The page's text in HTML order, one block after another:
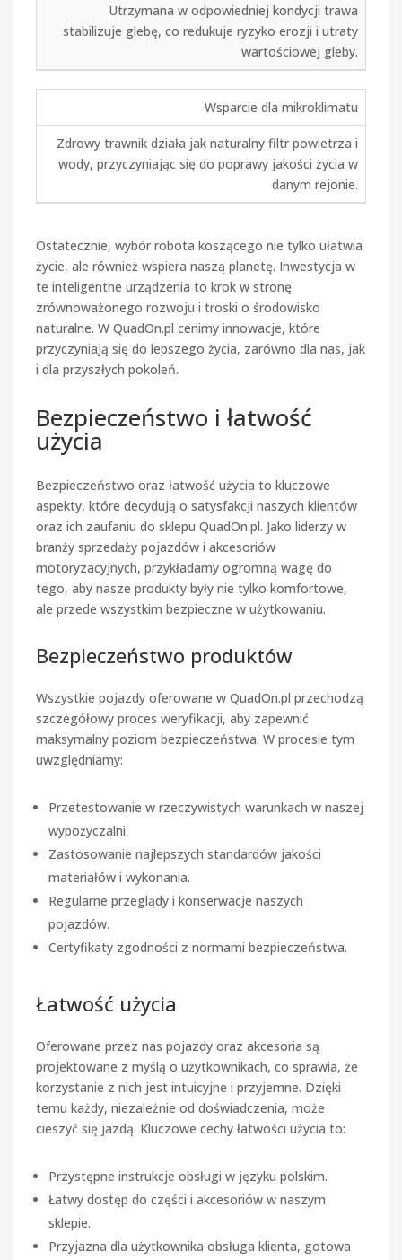
Utrzymana w odpowiedniej kondycji trawa
stabilizuje glebę, co redukuje ryzyko erozji i utraty
wartościowej gleby.
Wsparcie dla mikroklimatu
Zdrowy trawnik działa jak naturalny filtr powietrza i
wody, przyczyniając się do poprawy jakości życia w
danym rejonie.
Ostatecznie, wybór robota koszącego nie tylko ułatwia
życie, ale również wspiera naszą planetę. Inwestycja w
te inteligentne urządzenia to krok w stronę
zrównoważonego rozwoju i troski o środowisko
naturalne. W QuadOn.pl cenimy innowacje, które
przyczyniają się do lepszego życia, zarówno dla nas, jak
i dla przyszłych pokoleń.
Bezpieczeństwo i łatwość
użycia
Bezpieczeństwo oraz łatwość użycia to kluczowe
aspekty, które decydują o satysfakcji naszych klientów
oraz ich zaufaniu do sklepu QuadOn.pl. Jako liderzy w
branży sprzedaży pojazdów i akcesoriów
motoryzacyjnych, przykładamy ogromną wagę do
tego, aby nasze produkty były nie tylko komfortowe,
ale przede wszystkim bezpieczne w użytkowaniu.
Bezpieczeństwo produktów
Wszystkie pojazdy oferowane w QuadOn.pl przechodzą
szczegółowy proces weryfikacji, aby zapewnić
maksymalny poziom bezpieczeństwa. W procesie tym
uwzględniamy:
Przetestowanie w rzeczywistych warunkach w naszej
wypożyczalni.
Zastosowanie najlepszych standardów jakości
materiałów i wykonania.
Regularne przeglądy i konserwacje naszych
pojazdów.
Certyfikaty zgodności z normami bezpieczeństwa.
Łatwość użycia
Oferowane przez nas pojazdy oraz akcesoria są
projektowane z myślą o użytkownikach, co sprawia, że
korzystanie z nich jest intuicyjne i przyjemne. Dzięki
temu każdy, niezależnie od doświadczenia, może
cieszyć się jazdą. Kluczowe cechy łatwości użycia to:
Przystępne instrukcje obsługi w języku polskim.
Łatwy dostęp do części i akcesoriów w naszym
sklepie.
Przyjazna dla użytkownika obsługa klienta, gotowa